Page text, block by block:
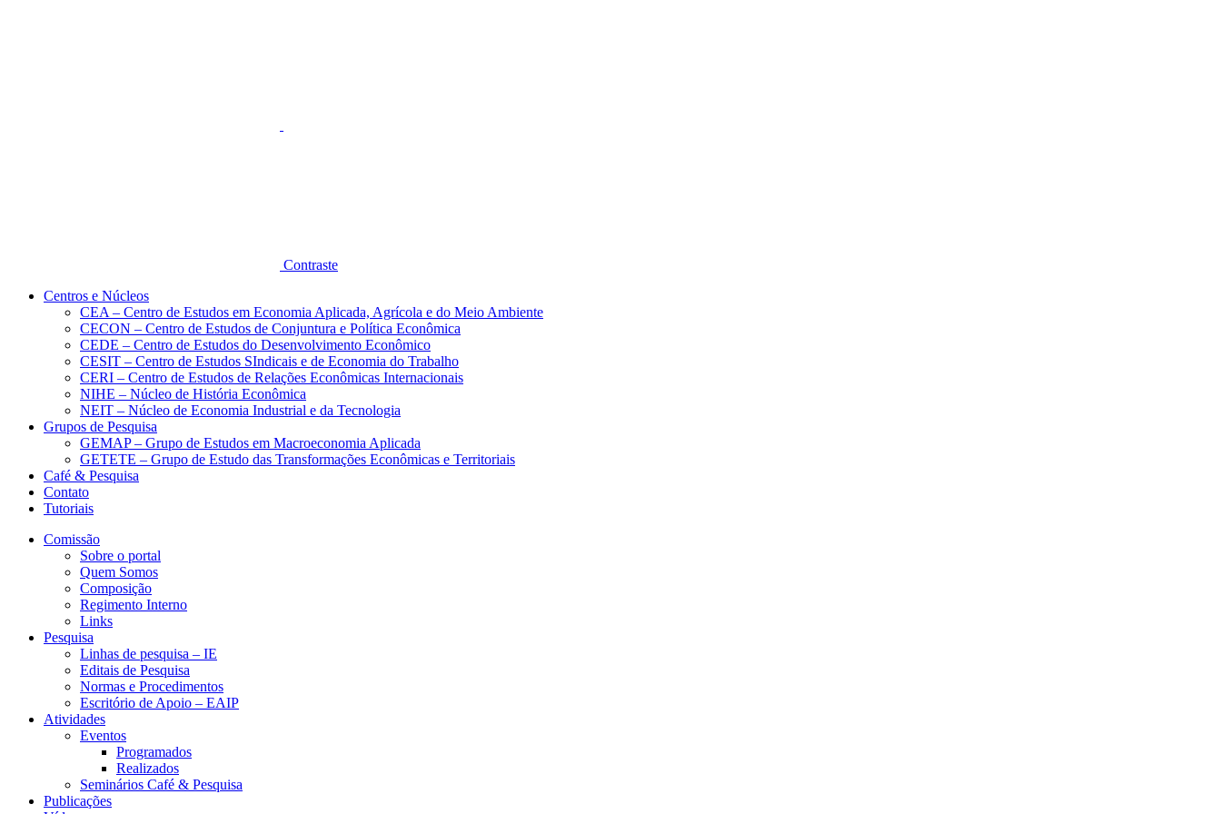
Contraste
Centros e Núcleos
CEA – Centro de Estudos em Economia Aplicada, Agrícola e do Meio Ambiente
CECON – Centro de Estudos de Conjuntura e Política Econômica
CEDE – Centro de Estudos do Desenvolvimento Econômico
CESIT – Centro de Estudos SIndicais e de Economia do Trabalho
CERI – Centro de Estudos de Relações Econômicas Internacionais
NIHE – Núcleo de História Econômica
NEIT – Núcleo de Economia Industrial e da Tecnologia
Grupos de Pesquisa
GEMAP – Grupo de Estudos em Macroeconomia Aplicada
GETETE – Grupo de Estudo das Transformações Econômicas e Territoriais
Café & Pesquisa
Contato
Tutoriais
Comissão
Sobre o portal
Quem Somos
Composição
Regimento Interno
Links
Pesquisa
Linhas de pesquisa – IE
Editais de Pesquisa
Normas e Procedimentos
Escritório de Apoio – EAIP
Atividades
Eventos
Programados
Realizados
Seminários Café & Pesquisa
Publicações